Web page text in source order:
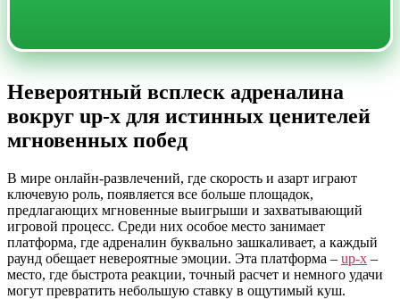
Невероятный всплеск адреналина
вокруг up-x для истинных ценителей
мгновенных побед
В мире онлайн-развлечений, где скорость и азарт играют
ключевую роль, появляется все больше площадок,
предлагающих мгновенные выигрыши и захватывающий
игровой процесс. Среди них особое место занимает
платформа, где адреналин буквально зашкаливает, а каждый
раунд обещает невероятные эмоции. Эта платформа – up-x –
место, где быстрота реакции, точный расчет и немного удачи
могут превратить небольшую ставку в ощутимый куш.